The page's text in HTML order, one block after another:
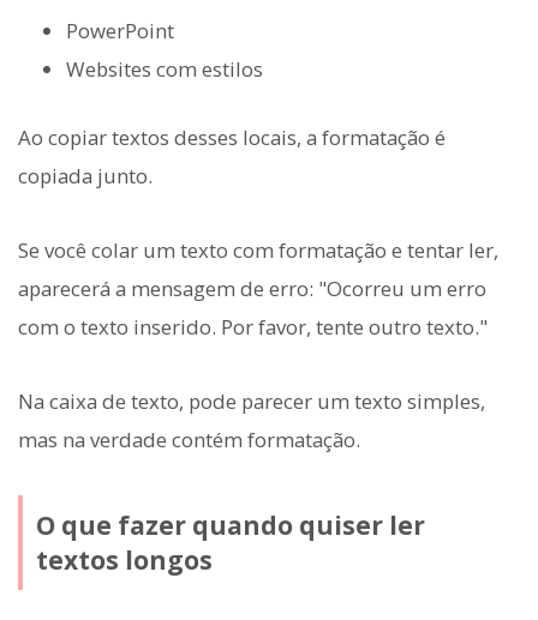
PowerPoint
Websites com estilos
Ao copiar textos desses locais, a formatação é
copiada junto.
Se você colar um texto com formatação e tentar ler,
aparecerá a mensagem de erro: "Ocorreu um erro
com o texto inserido. Por favor, tente outro texto."
Na caixa de texto, pode parecer um texto simples,
mas na verdade contém formatação.
O que fazer quando quiser ler
textos longos